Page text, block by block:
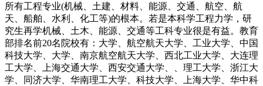
所有工程专业(机械、土建、材料、能源、交通、航空、航
天、船舶、水利、化工等)的根本。若是本科学工程力学，研
究生再学机械、土木、能源、交通等工科专业很是有益。教育
部排名前20名院校有：大学、航空航天大学、工业大学、中国
科技大学、大学、南京航空航天大学、西北工业大学、大连理
工大学、上海交通大学、西安交通大学、、理工大学、浙江大
学、同济大学、华南理工大学、科技大学、上海大学、华中科